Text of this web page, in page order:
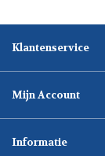
Klantenservice
Mijn Account
Informatie